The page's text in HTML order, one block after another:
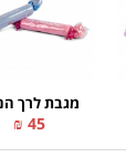
מגבת לרך
45 ₪